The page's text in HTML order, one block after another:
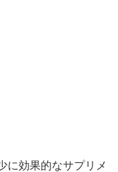
に効果的なサプリメ